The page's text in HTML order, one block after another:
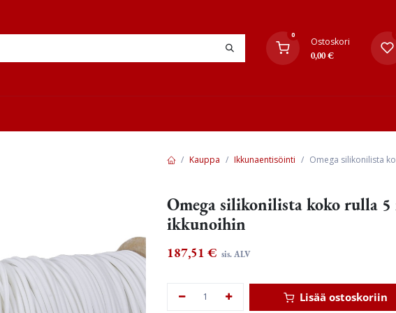
0
Ostoskori
0,00€
Kauppa Ikkunaentisöinti Omega silikonilista
Omega silikonilista koko rulla
ikkunoihin
187,51 € sis. ALV
Lisää ostoskoriin